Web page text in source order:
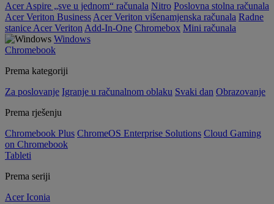
Acer Aspire „sve u jednom“ računala Nitro Poslovna stolna računala
Acer Veriton Business Acer Veriton višenamjenska računala Radne
stanice Acer Veriton Add-In-One Chromebox Mini računala
Windows
Chromebook
Prema kategoriji
Za poslovanje Igranje u računalnom oblaku Svaki dan Obrazovanje
Prema rješenju
Chromebook Plus ChromeOS Enterprise Solutions Cloud Gaming
on Chromebook
Tableti
Prema seriji
Acer Iconia